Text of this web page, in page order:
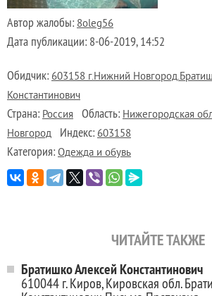
Автор жалобы: 8oleg56
Дата публикации: 8-06-2019, 14:52
Обидчик: 603158 г.Нижний
Константинович
Страна: Россия Область: Нижегородская
Новгород
Индекс: 603158
Категория: Одежда и обувь
ЧИТАЙТЕ ТАКЖЕ
Братишко Алексей Константинович
610044 г. Киров, Кировская обл.